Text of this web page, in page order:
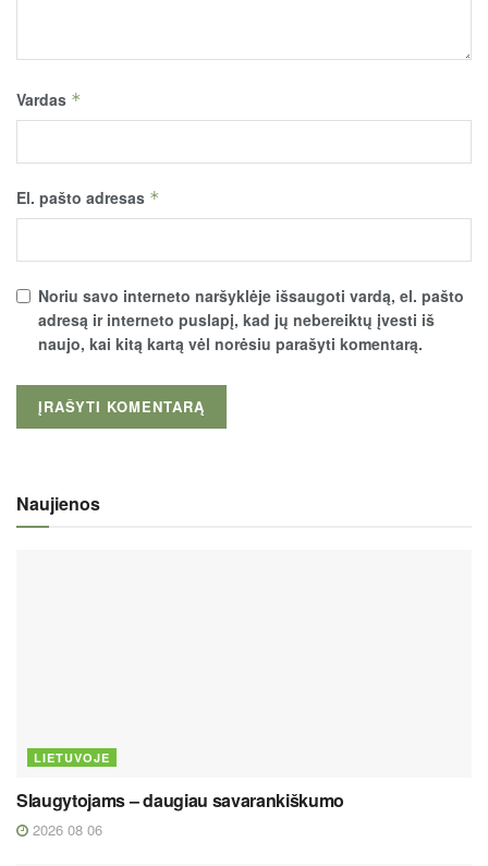
Vardas *
El. pašto adresas *
Noriu savo interneto naršyklėje išsaugoti vardą, el. pašto
adresą ir interneto puslapį, kad jų nebereiktų įvesti iš
naujo, kai kitą kartą vėl norėsiu parašyti komentarą.
Naujienos
LIETUVOJE
Slaugytojams – daugiau savarankiškumo
2026 08 06